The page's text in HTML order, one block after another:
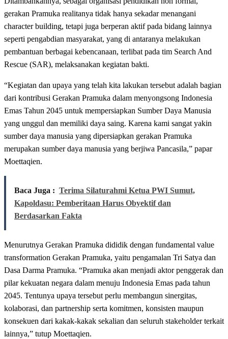
gerakan Pramuka realitanya tidak hanya sekadar menangani
character building, tetapi juga berperan aktif pada bidang lainnya
seperti pengabdian masyarakat, yang di antaranya melakukan
pembantuan berbagai kebencanaan, terlibat pada tim Search And
Rescue (SAR), melaksanakan kegiatan bakti.
“Kegiatan dan upaya yang telah kita lakukan tersebut adalah bagian
dari kontribusi Gerakan Pramuka dalam menyongsong Indonesia
Emas Tahun 2045 untuk mempersiapkan Sumber Daya Manusia
yang unggul dan memiliki daya saing. Karena kami sangat yakin
sumber daya manusia yang dipersiapkan gerakan Pramuka
merupakan sumber daya manusia yang berjiwa Pancasila,” papar
Moettaqien.
Baca Juga : Terima Silaturahmi Ketua PWI Sumut,
Kapoldasu: Pemberitaan Harus Obyektif dan
Berdasarkan Fakta
Menurutnya Gerakan Pramuka dididik dengan fundamental value
transformation Gerakan Pramuka, yaitu pengamalan Tri Satya dan
Dasa Darma Pramuka. “Pramuka akan menjadi aktor penggerak dan
pilar kekuatan negara dalam menuju Indonesia Emas pada tahun
2045. Tentunya upaya tersebut perlu membangun sinergitas,
kolaborasi, dan partnership serta komitmen, konsisten maupun
konsekuen dari kakak-kakak sekalian dan seluruh stakeholder terkait
lainnya,” tutup Moettaqien.